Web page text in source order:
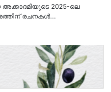
2025-ലെ
രചനകൾ...